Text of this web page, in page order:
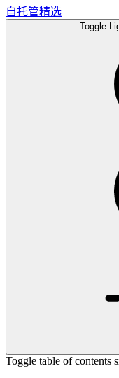
自托管精选
Toggle
Toggle table of contents